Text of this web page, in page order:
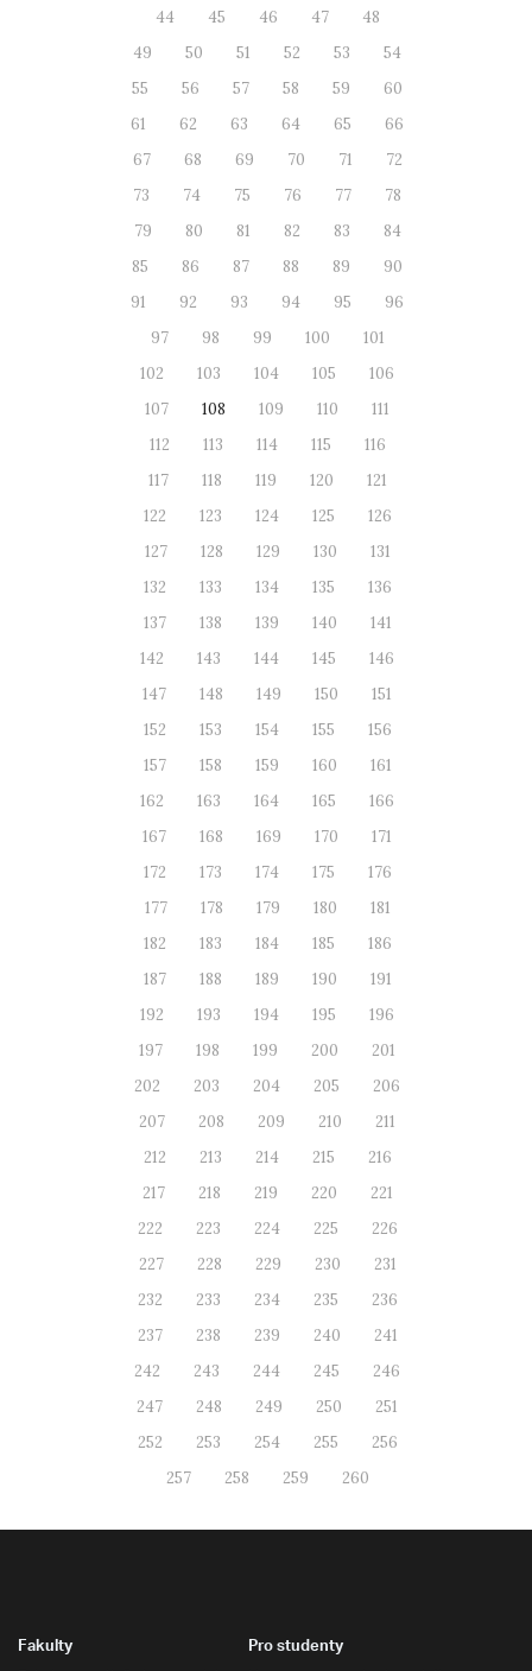
44 45 46 47
48
49
50 51 52 53
54
55
56 57 58 59
60
61
62 63 64 65
66
67
68 69 70 71
72
73
74 75 76 77
78
79
80 81 82 83
84
85
86 87 88 89
90
91
92 93 94 95
96
97
98 99 100
101
102
103 104 105
106
107
108 109 110
111
112
113 114 115
116
117
118 119 120
121
122
123 124 125
126
127
128 129 130
131
132
133 134 135
136
137
138 139 140
141
142
143 144 145
146
147
148 149 150
151
152
153 154 155
156
157
158 159 160
161
162
163 164 165
166
167
168 169 170
171
172
173 174 175
176
177
178 179 180
181
182
183 184 185
186
187
188 189 190
191
192
193 194 195
196
197
198 199 200
201
202
203 204 205
206
207
208 209 210
211
212
213 214 215
216
217
218 219 220
221
222
223 224 225
226
227
228 229 230
231
232
233 234 235
236
237
238 239 240
241
242
243 244 245
246
247
248 249 250
251
252
253 254 255
256
257
258 259 260
Fakulty Pro studenty